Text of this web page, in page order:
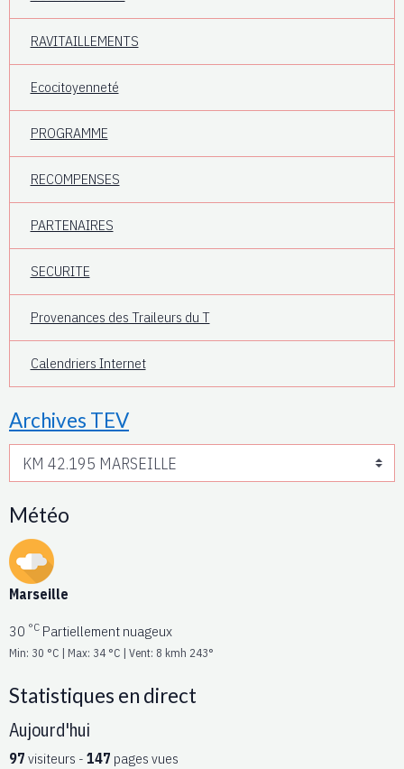
RAVITAILLEMENTS
Ecocitoyenneté
PROGRAMME
RECOMPENSES
PARTENAIRES
SECURITE
Provenances des Traileurs du T
Calendriers Internet
Archives TEV
Météo
Marseille
30 °C Partiellement nuageux
Min: 30 °C | Max: 34 °C | Vent: 8 kmh 243°
Statistiques en direct
Aujourd'hui
97 visiteurs - 147 pages vues